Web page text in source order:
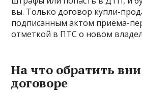
вы. Только договор купли-
подписанным актом приёма-
отметкой в ПТС о новом
На что обратить
договоре